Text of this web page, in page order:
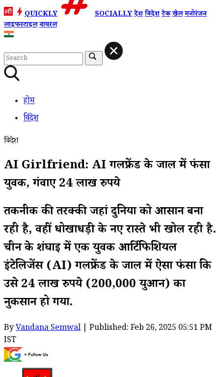
QUICKLY SOCIALLYदेशविदेशटेकखेलमनोरंजन
लाइफस्टाइलवायरल
होम
विदेश
विदेश
AI Girlfriend: AI गर्लफ्रेंड के जाल में फंसा
युवक, गंवाए 24 लाख रुपये
तकनीक की तरक्की जहां दुनिया को आसान बना
रही है, वहीं धोखाधड़ी के नए रास्ते भी खोल रही है.
चीन के शंघाई में एक युवक आर्टिफिशियल
इंटेलिजेंस (AI) गर्लफ्रेंड के जाल में ऐसा फंसा कि
उसे 24 लाख रुपये (200,000 युआन) का
नुकसान हो गया.
ByVandana Semwal | Published: Feb 26, 2025 05:51 PM
IST